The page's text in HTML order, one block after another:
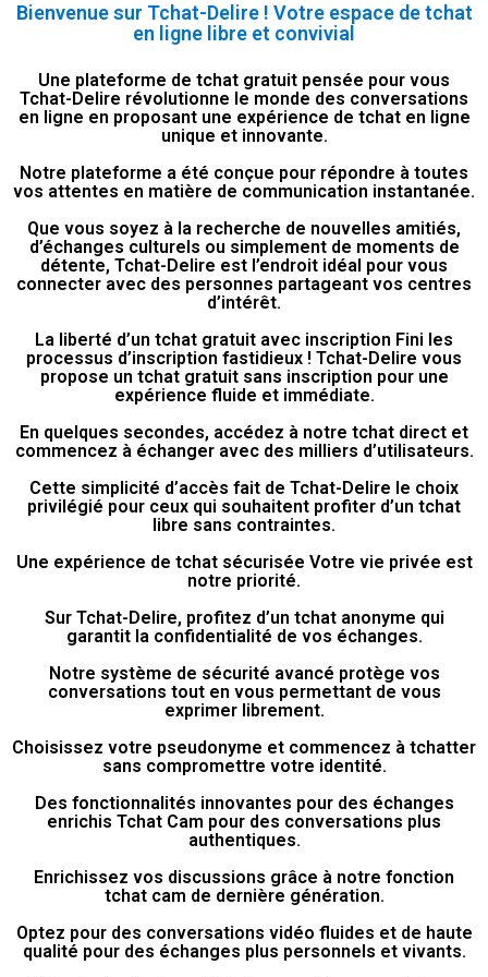
Bienvenue sur Tchat-Delire ! Votre espace de tchat
en ligne libre et convivial
Une plateforme de tchat gratuit pensée pour vous
Tchat-Delire révolutionne le monde des conversations
en ligne en proposant une expérience de tchat en ligne
unique et innovante.
Notre plateforme a été conçue pour répondre à toutes
vos attentes en matière de communication instantanée.
Que vous soyez à la recherche de nouvelles amitiés,
d’échanges culturels ou simplement de moments de
détente, Tchat-Delire est l’endroit idéal pour vous
connecter avec des personnes partageant vos centres
d’intérêt.
La liberté d’un tchat gratuit avec inscription Fini les
processus d’inscription fastidieux ! Tchat-Delire vous
propose un tchat gratuit sans inscription pour une
expérience fluide et immédiate.
En quelques secondes, accédez à notre tchat direct et
commencez à échanger avec des milliers d’utilisateurs.
Cette simplicité d’accès fait de Tchat-Delire le choix
privilégié pour ceux qui souhaitent profiter d’un tchat
libre sans contraintes.
Une expérience de tchat sécurisée Votre vie privée est
notre priorité.
Sur Tchat-Delire, profitez d’un tchat anonyme qui
garantit la confidentialité de vos échanges.
Notre système de sécurité avancé protège vos
conversations tout en vous permettant de vous
exprimer librement.
Choisissez votre pseudonyme et commencez à tchatter
sans compromettre votre identité.
Des fonctionnalités innovantes pour des échanges
enrichis Tchat Cam pour des conversations plus
authentiques.
Enrichissez vos discussions grâce à notre fonction
tchat cam de dernière génération.
Optez pour des conversations vidéo fluides et de haute
qualité pour des échanges plus personnels et vivants.